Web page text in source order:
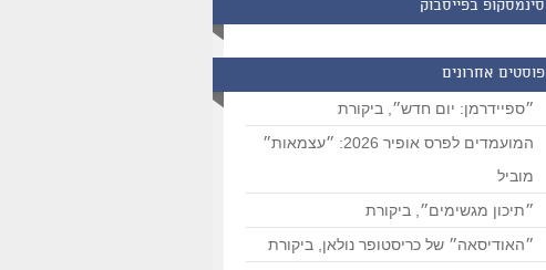
סינמסקופ בפייסבוק
פוסטים אחרונים
״ספיידרמן: יום חדש״, ביקורת
המועמדים לפרס אופיר 2026: ״עצמאות״
מוביל
״תיכון מגשימים״, ביקורת
״האודיסאה״ של כריסטופר נולאן, ביקורת